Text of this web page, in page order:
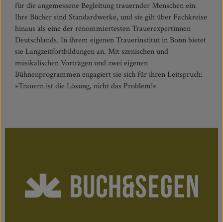
für die angemessene Begleitung trauernder Menschen ein.
Ihre Bücher sind Standardwerke, und sie gilt über Fachkreise
hinaus als eine der renommiertesten Trauerexpertinnen
Deutschlands. In ihrem eigenen Trauerinstitut in Bonn bietet
sie Langzeitfortbildungen an. Mit szenischen und
musikalischen Vorträgen und zwei eigenen
Bühnenprogrammen engagiert sie sich für ihren Leitspruch:
»Trauern ist die Lösung, nicht das Problem!«